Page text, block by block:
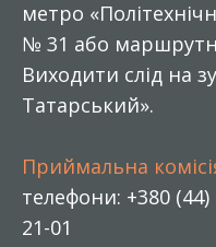
метро
№ 31 або
Виходити слід на
Татарський».
Приймальна
телефони: +380 (44)
21-01